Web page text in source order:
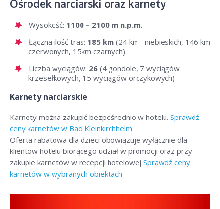
Ośrodek narciarski oraz karnety
Wysokość: 1100 – 2100 m n.p.m.
Łączna ilość tras: 185 km (24 km niebieskich, 146 km
czerwonych, 15km czarnych)
Liczba wyciągów: 26 (4 gondole, 7 wyciągów
krzesełkowych, 15 wyciągów orczykowych)
Karnety narciarskie
Karnety można zakupić bezpośrednio w hotelu. Sprawdź
ceny karnetów w Bad Kleinkirchheim
Oferta rabatowa dla dzieci obowiązuje wyłącznie dla
klientów hotelu biorącego udział w promocji oraz przy
zakupie karnetów w recepcji hotelowej Sprawdź ceny
karnetów w wybranych obiektach